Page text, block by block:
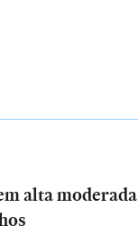
alta moderada